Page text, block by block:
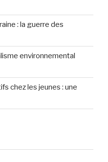
: la guerre des
environnemental
chez les jeunes : une